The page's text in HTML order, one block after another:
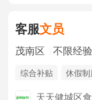
客服文员
茂南区 不限经验
综合补贴 休假制
天天健城区